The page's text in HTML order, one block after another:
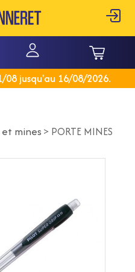
jusqu'au 16/08/2026.
mines > PORTE MINES